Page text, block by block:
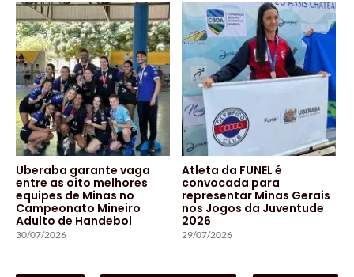
Uberaba garante vaga
entre as oito melhores
equipes de Minas no
Campeonato Mineiro
Adulto de Handebol
30/07/2026
Atleta da FUNEL é
convocada para
representar Minas Gerais
nos Jogos da Juventude
2026
29/07/2026